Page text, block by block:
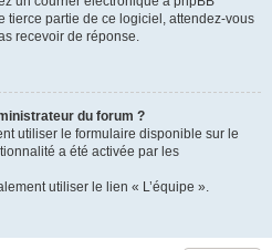
tierce partie de ce logiciel, attendez-vous
recevoir de réponse.
du forum ?
utiliser le formulaire disponible sur le
a été activée par les
utiliser le lien « L’équipe ».